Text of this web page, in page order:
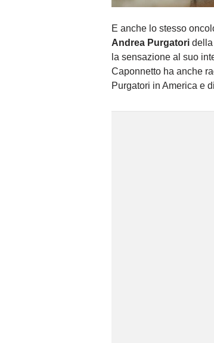
E anche lo stesso
Andrea Purgatori della
la sensazione al suo
Caponnetto ha anche
Purgatori in America e